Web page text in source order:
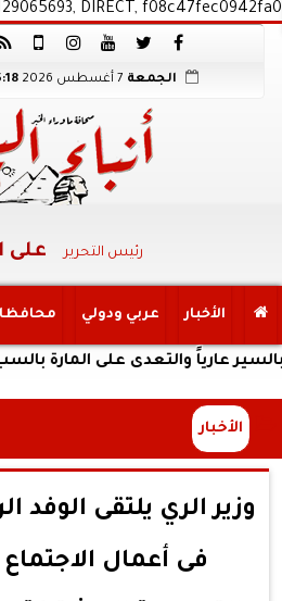
DIRECT, f08c47fec0942fa0
الجمعة
رئيس التحرير على
الأخبار عربي ودولي
والتعدى على المارة بالسب بالجيزة
الأخبار
وزير الري يلتقى الوفد
فى أعمال الاجتماع